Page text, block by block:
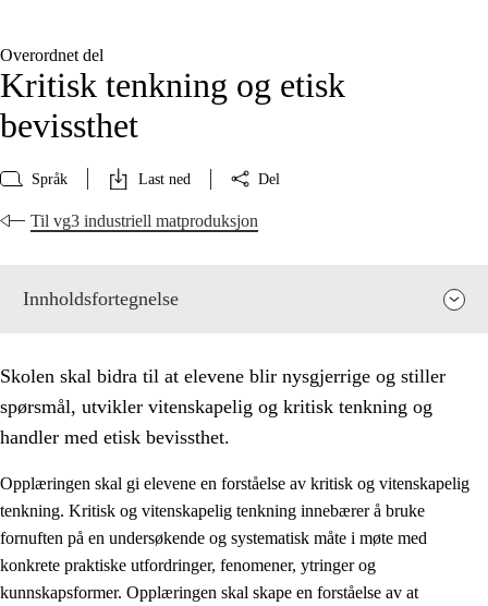
Overordnet del
Kritisk tenkning og etisk
bevissthet
Språk Last ned Del
Til vg3 industriell matproduksjon
Innholdsfortegnelse
1. Opplæringens verdigrunnlag
Skolen skal bidra til at elevene blir nysgjerrige og stiller
spørsmål, utvikler vitenskapelig og kritisk tenkning og
handler med etisk bevissthet.
Opplæringen skal gi elevene en forståelse av kritisk og vitenskapelig
tenkning. Kritisk og vitenskapelig tenkning innebærer å bruke
fornuften på en undersøkende og systematisk måte i møte med
konkrete praktiske utfordringer, fenomener, ytringer og
kunnskapsformer. Opplæringen skal skape en forståelse av at